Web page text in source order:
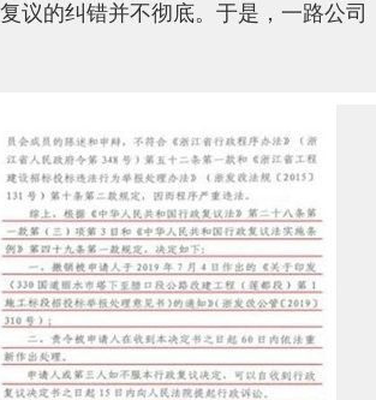
议的纠错并不彻底。于是，一路公司